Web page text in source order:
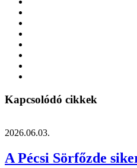
Kapcsolódó cikkek
2026.06.03.
A Pécsi Sörfőzde